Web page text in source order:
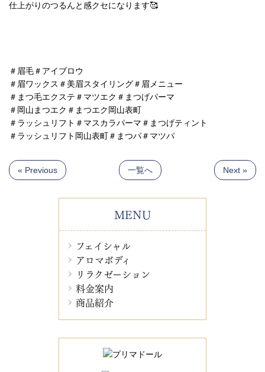
仕上がりのつるんと感クセになります🥰
＃眉毛＃アイブロウ
＃眉ワックス＃美眉スタイリング＃眉メニュー
＃まつ毛エクステ＃マツエク＃まつげパーマ
＃岡山まつエク＃まつエク岡山表町
＃ラッシュリフト＃マスカラパーマ＃まつげティント
＃ラッシュリフト岡山表町＃まつパ＃マツパ
« Previous 一覧へ Next »
MENU
フェイシャル
アロマボディ
リラクゼーション
料金案内
商品紹介